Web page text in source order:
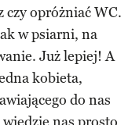
czy opróżniać WC.
w psiarni, na
Już lepiej! A
kobieta,
do nas